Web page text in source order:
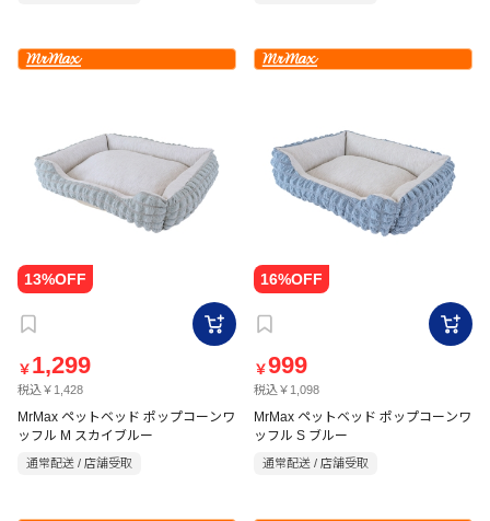
￥ 1,299
税込￥1,428
MrMax ペットベッド ポップコーンワ
ッフル M スカイブルー
通常配送 / 店舗受取
￥999
税込￥1,098
MrMax ペットベッド ポップコーンワ
ッフル S ブルー
通常配送 / 店舗受取